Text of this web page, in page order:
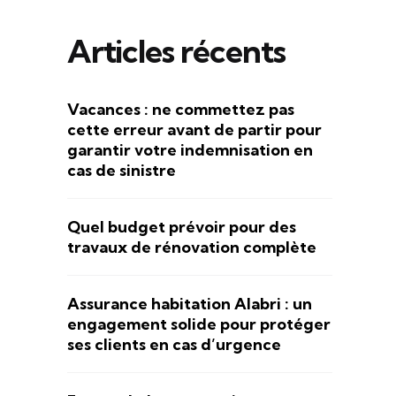
Articles récents
Vacances : ne commettez pas
cette erreur avant de partir pour
garantir votre indemnisation en
cas de sinistre
Quel budget prévoir pour des
travaux de rénovation complète
Assurance habitation Alabri : un
engagement solide pour protéger
ses clients en cas d’urgence